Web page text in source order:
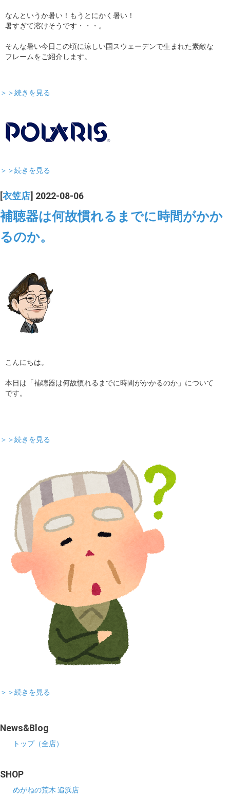
なんというか暑い！もうとにかく暑い！
暑すぎて溶けそうです・・・。
そんな暑い今日この頃に涼しい国スウェーデンで生まれた素敵な
フレームをご紹介します。
＞＞続きを見る
＞＞続きを見る
衣笠店 ] 2022-08-06
補聴器は何故慣れるまでに時間がかか
るのか。
こんにちは。
本日は「補聴器は何故慣れるまでに時間がかかるのか」について
です。
＞＞続きを見る
＞＞続きを見る
News&Blog
トップ（全店）
SHOP
めがねの荒木 追浜店